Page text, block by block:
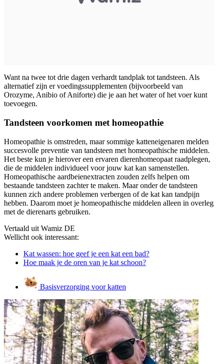
Want na twee tot drie dagen verhardt tandplak tot tandsteen. Als
alternatief zijn er voedingssupplementen (bijvoorbeeld van
Orozyme, Anibio of Aniforte) die je aan het water of het voer kunt
toevoegen.
Tandsteen voorkomen met homeopathie
Homeopathie is omstreden, maar sommige katteneigenaren melden
succesvolle preventie van tandsteen met homeopathische middelen.
Het beste kun je hierover een ervaren dierenhomeopaat raadplegen,
die de middelen individueel voor jouw kat kan samenstellen.
Homeopathische aardbeienextracten zouden zelfs helpen om
bestaande tandsteen zachter te maken. Maar onder de tandsteen
kunnen zich andere problemen verbergen of de kat kan tandpijn
hebben. Daarom moet je homeopathische middelen alleen in overleg
met de dierenarts gebruiken.
Vertaald uit Wamiz DE
Wellicht ook interessant:
Kat wassen: hoe geef je een kat een bad?
Hoe maak je de oren van je kat schoon?
Basisverzorging voor katten